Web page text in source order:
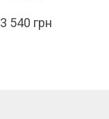
3 540 грн